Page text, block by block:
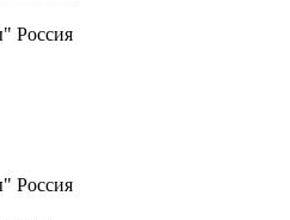
Россия
Россия